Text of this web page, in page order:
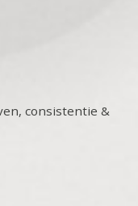
consistentie &